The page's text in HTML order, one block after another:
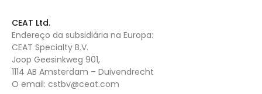
CEAT Ltd.
Endereço da subsidiária na Europa:
CEAT Specialty B.V.
Joop Geesinkweg 901,
1114 AB Amsterdam – Duivendrecht
O email: cstbv@ceat.com